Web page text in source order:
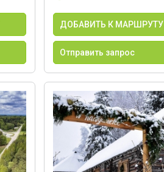
ДОБАВИТЬ К МАРШРУТУ
Отправить запрос